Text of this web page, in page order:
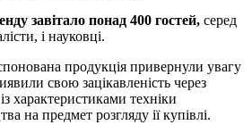
завітало понад 400 гостей, серед
і науковці.
продукція привернули увагу
свою зацікавленість через
характеристиками техніки
на предмет розгляду ії купівлі.